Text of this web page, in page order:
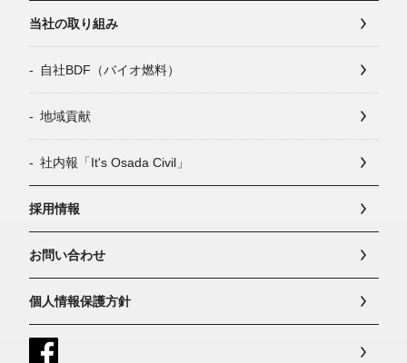
当社の取り組み
自社BDF（バイオ燃料）
地域貢献
社内報「It's Osada Civil」
採用情報
お問い合わせ
個人情報保護方針